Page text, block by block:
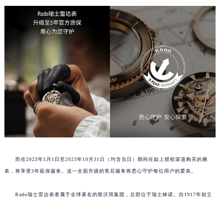
而在2023年5月1日至2023年10月31日（均含当日）期间在如上授权渠道购买的腕
表，将享受3年延保服务。这一全面升级的售后服务将悉心守护每位用户的爱表。
Rado瑞士雷达表隶属于全球著名的斯沃琪集团，总部位于瑞士林诺。自1917年创立